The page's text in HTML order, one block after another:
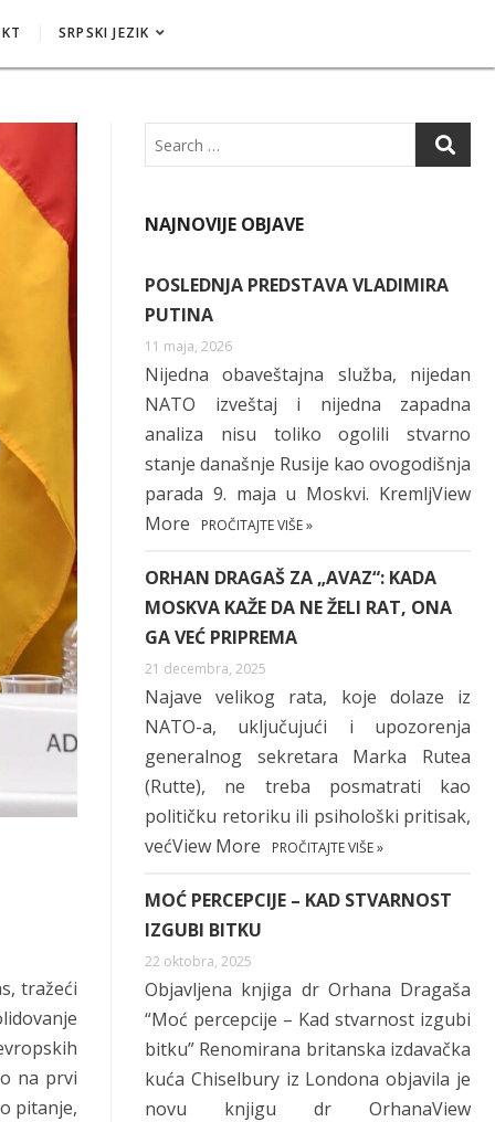
SRPSKI JEZIK
tražeći
na prvi
pitanje,
Search
NAJNOVIJE OBJAVE
POSLEDNJA PREDSTAVA VLADIMIRA
PUTINA
11 maja, 2026
Nijedna obaveštajna služba, nijedan
NATO izveštaj i nijedna zapadna
analiza nisu toliko ogolili stvarno
stanje današnje Rusije kao ovogodišnja
parada 9. maja u Moskvi. KremljView
More
PROČITAJTE VIŠE »
ORHAN DRAGAŠ ZA „AVAZ“: KADA
MOSKVA KAŽE DA NE ŽELI RAT, ONA
GA VEĆ PRIPREMA
21 decembra, 2025
Najave velikog rata, koje dolaze iz
NATO-a, uključujući i upozorenja
generalnog sekretara Marka Rutea
(Rutte), ne treba posmatrati kao
političku retoriku ili psihološki pritisak,
većView More
PROČITAJTE VIŠE »
MOĆ PERCEPCIJE – KAD STVARNOST
IZGUBI BITKU
22 oktobra, 2025
Objavljena knjiga dr Orhana Dragaša
“Moć percepcije – Kad stvarnost izgubi
bitku” Renomirana britanska izdavačka
kuća Chiselbury iz Londona objavila je
novu knjigu dr OrhanaView